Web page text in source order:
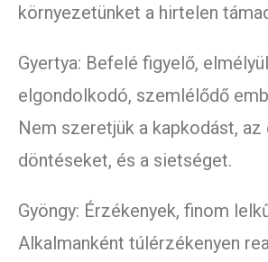
környezetünket a hirtelen
Gyertya: Befelé figyelő,
elgondolkodó, szemlélődő
Nem szeretjük a kapkodást,
döntéseket, és a sietséget.
Gyöngy: Érzékenyek, finom
Alkalmanként túlérzékenyen